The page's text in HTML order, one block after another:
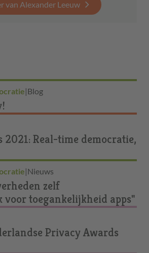
van Alexander Leeuw
|Blog
2021: Real-time democratie,
|Nieuws
zelf
toegankelijkheid apps"
Privacy Awards